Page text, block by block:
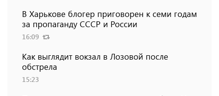
В Харькове блогер приговорен к семи годам
за пропаганду СССР и России
16:09
Как выглядит вокзал в Лозовой после
обстрела
15:23